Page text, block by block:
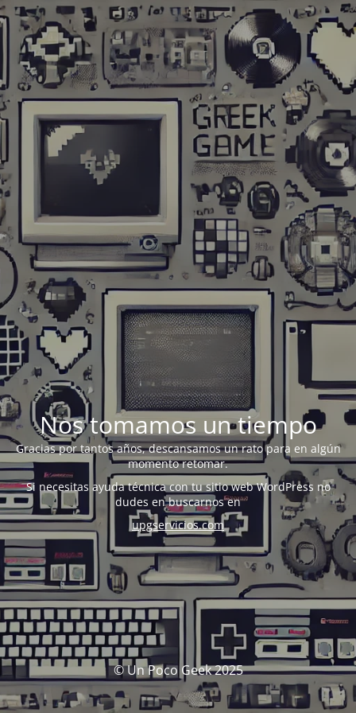
Nos tomamos un tiempo
Gracias por tantos años, descansamos un rato para en algún
momento retomar.
Si necesitas ayuda técnica con tu sitio web WordPress no
dudes en buscarnos en
upgservicios.com
© Un Poco Geek 2025